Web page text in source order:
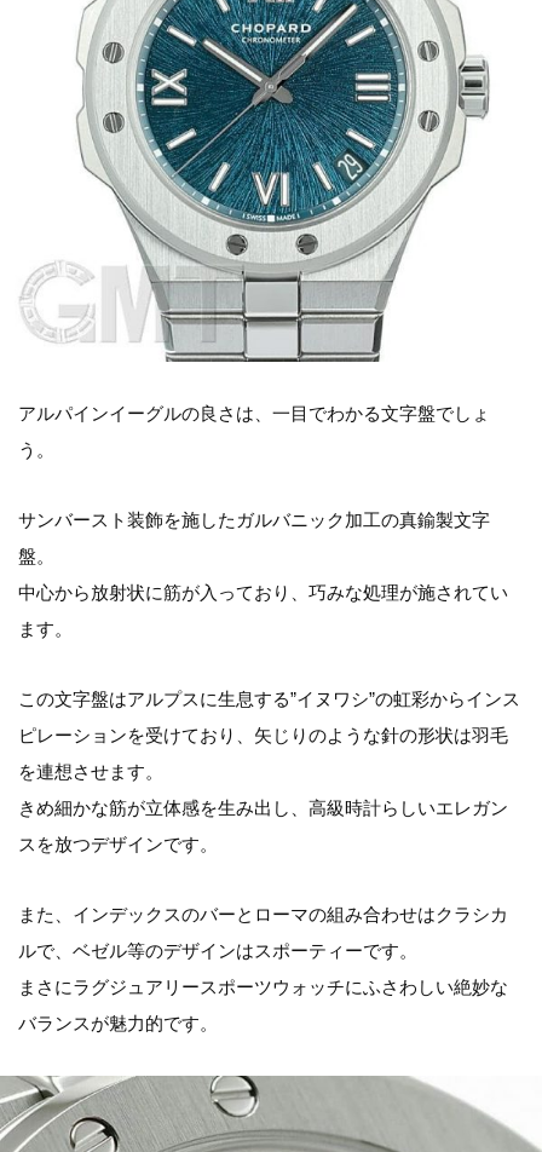
アルパインイーグルの良さは、一目でわかる文字盤でしょ
う。
サンバースト装飾を施したガルバニック加工の真鍮製文字
盤。
中心から放射状に筋が入っており、巧みな処理が施されてい
ます。
この文字盤はアルプスに生息する”イヌワシ”の虹彩からインス
ピレーションを受けており、矢じりのような針の形状は羽毛
を連想させます。
きめ細かな筋が立体感を生み出し、高級時計らしいエレガン
スを放つデザインです。
また、インデックスのバーとローマの組み合わせはクラシカ
ルで、ベゼル等のデザインはスポーティーです。
まさにラグジュアリースポーツウォッチにふさわしい絶妙な
バランスが魅力的です。